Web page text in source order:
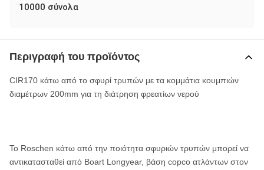
10000 σύνολα
Περιγραφή του προϊόντος
CIR170 κάτω από το σφυρί τρυπών με τα κομμάτια κουμπιών
διαμέτρων 200mm για τη διάτρηση φρεατίων νερού
Το Roschen κάτω από την ποιότητα σφυριών τρυπών μπορεί να
αντικατασταθεί από Boart Longyear, βάση copco ατλάντων στον